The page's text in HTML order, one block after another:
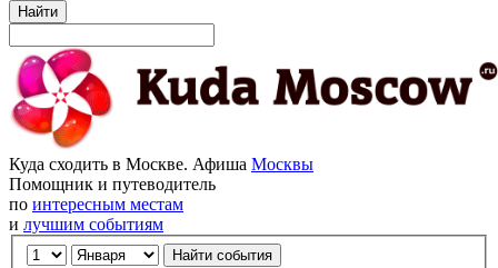
Найти
Куда сходить в Москве. Афиша Москвы
Помощник и путеводитель
по интересным местам
и лучшим событиям